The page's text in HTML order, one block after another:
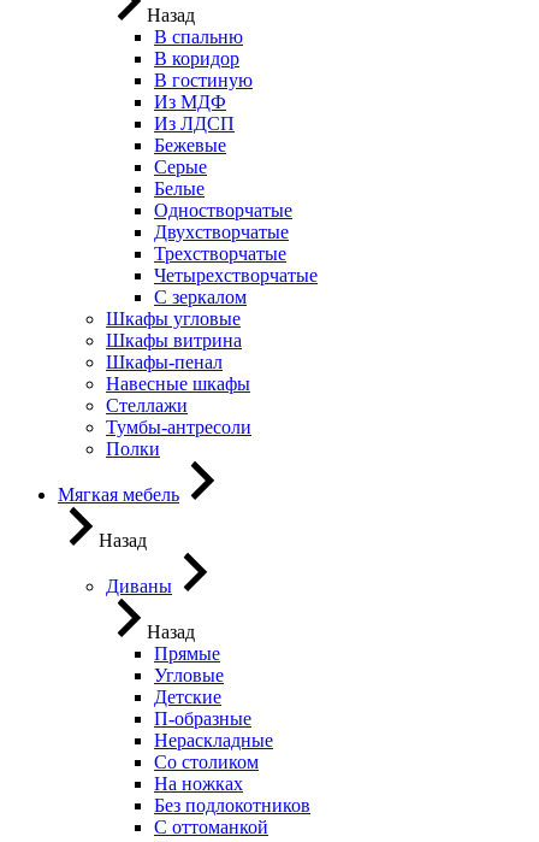
Назад
В спальню
В коридор
В гостиную
Из МДФ
Из ЛДСП
Бежевые
Серые
Белые
Одностворчатые
Двухстворчатые
Трехстворчатые
Четырехстворчатые
С зеркалом
Шкафы угловые
Шкафы витрина
Шкафы-пенал
Навесные шкафы
Стеллажи
Тумбы-антресоли
Полки
Мягкая мебель
Назад
Диваны
Назад
Прямые
Угловые
Детские
П-образные
Нераскладные
Со столиком
На ножках
Без подлокотников
С оттоманкой